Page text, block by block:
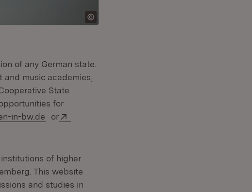
of any German state.
music academies,
State
for
in-bw.de (Öffnet in neuem Fenster)
or
of higher
This website
and studies in